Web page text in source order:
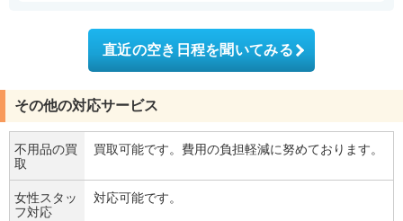
直近の空き日程を聞いてみる
その他の対応サービス
不用品の買
取
買取可能です。費用の負担軽減に努めております。
女性スタッ
フ対応
対応可能です。